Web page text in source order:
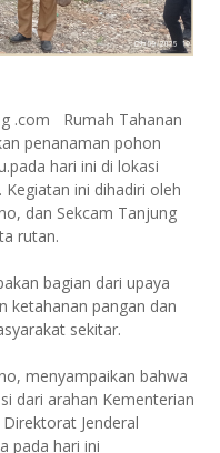
.com Rumah Tahanan
penanaman pohon
hari ini di lokasi
ini dihadiri oleh
dan Sekcam Tanjung
rutan.
bagian dari upaya
ketahanan pangan dan
sekitar.
menyampaikan bahwa
dari arahan Kementerian
Jenderal
pada hari ini